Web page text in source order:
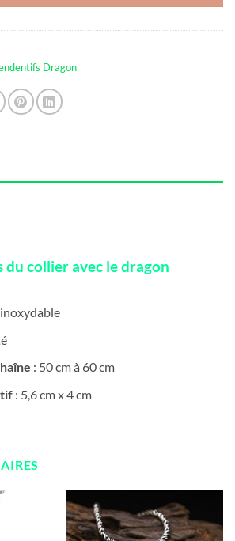
Dragon
collier avec le dragon
: 50 cm à 60 cm
: 5,6 cm x 4 cm